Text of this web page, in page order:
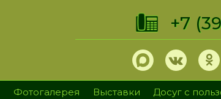
+7
Фотогалерея Выставки
Досуг с